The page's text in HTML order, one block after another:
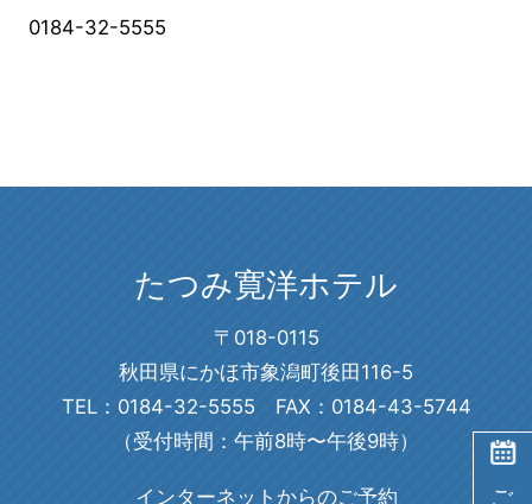
0184-32-5555
たつみ寛洋ホテル
〒018-0115
秋田県にかほ市象潟町後田116-5
TEL：0184-32-5555 FAX：0184-43-5744
（受付時間：午前8時〜午後9時）
インターネットからのご予約